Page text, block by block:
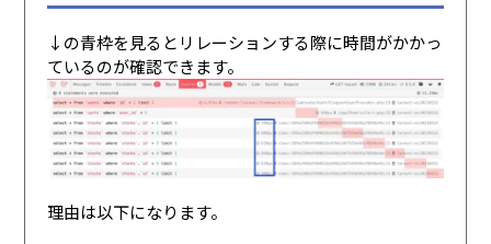
↓の青枠を見るとリレーションする際に時間がかかっ
ているのが確認できます。
理由は以下になります。